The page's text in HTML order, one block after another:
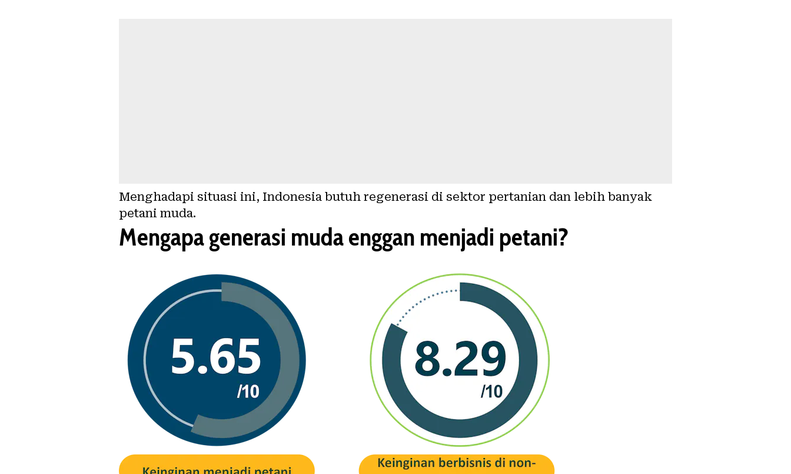
Menghadapi situasi ini, Indonesia butuh regenerasi di sektor pertanian dan lebih banyak
petani muda.
Mengapa generasi muda enggan menjadi petani?